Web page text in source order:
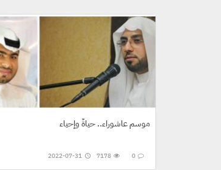
موسم عاشوراء.. حياةٌ وإحياء